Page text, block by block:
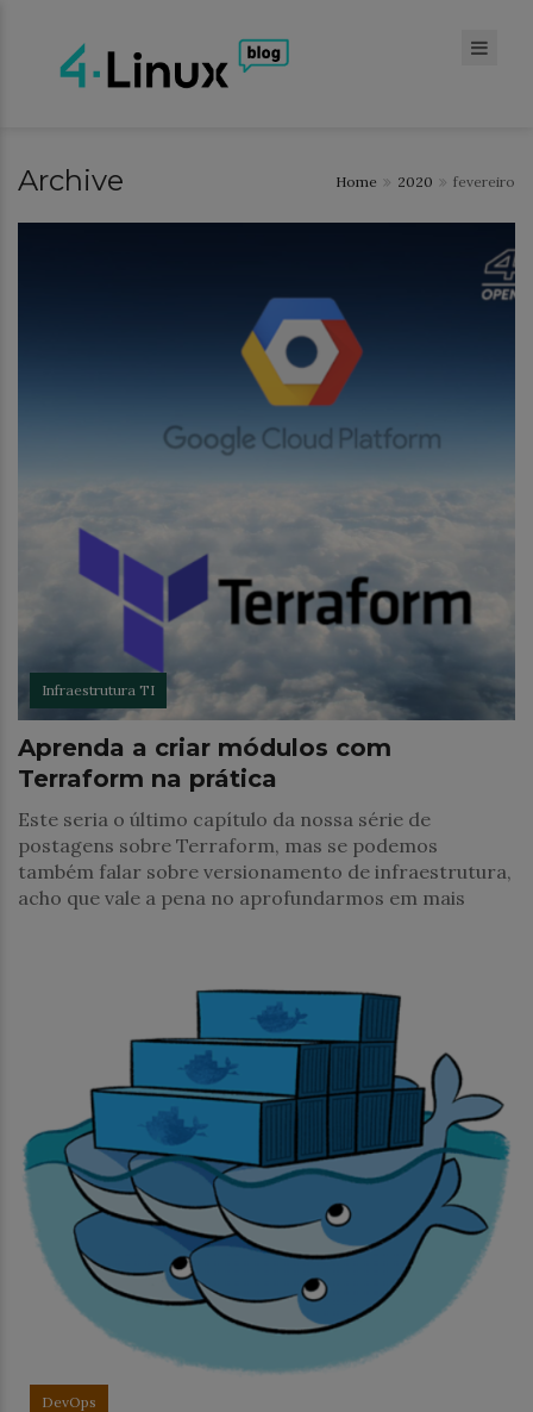
Archive Home 2020 fevereiro
Infraestrutura TI
Aprenda a criar módulos com
Terraform na prática
Este seria o último capítulo da nossa série de
postagens sobre Terraform, mas se podemos
também falar sobre versionamento de infraestrutura,
acho que vale a pena no aprofundarmos em mais
DevOps